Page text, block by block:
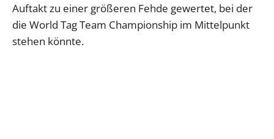
Auftakt zu einer größeren Fehde gewertet, bei der
die World Tag Team Championship im Mittelpunkt
stehen könnte.